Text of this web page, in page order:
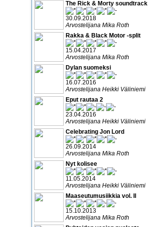
The Rick & Morty soundtrack
30.09.2018
Arvostelijana Mika Roth
Rakka & Black Motor -split
15.04.2017
Arvostelijana Mika Roth
Dylan suomeksi
16.07.2016
Arvostelijana Heikki Väliniemi
Eput rautaa 2
23.04.2016
Arvostelijana Heikki Väliniemi
Celebrating Jon Lord
26.09.2014
Arvostelijana Mika Roth
Nyt kolisee
11.05.2014
Arvostelijana Heikki Väliniemi
Maaseutumusiikkia vol. II
15.10.2013
Arvostelijana Mika Roth